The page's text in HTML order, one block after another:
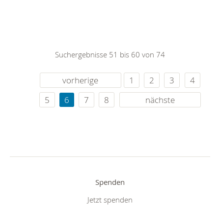
Suchergebnisse 51 bis 60 von 74
vorherige 1 2 3
4
5
6 7 8 nächste
Spenden
Jetzt spenden